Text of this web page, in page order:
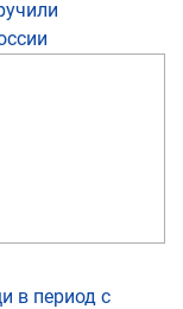
в период с